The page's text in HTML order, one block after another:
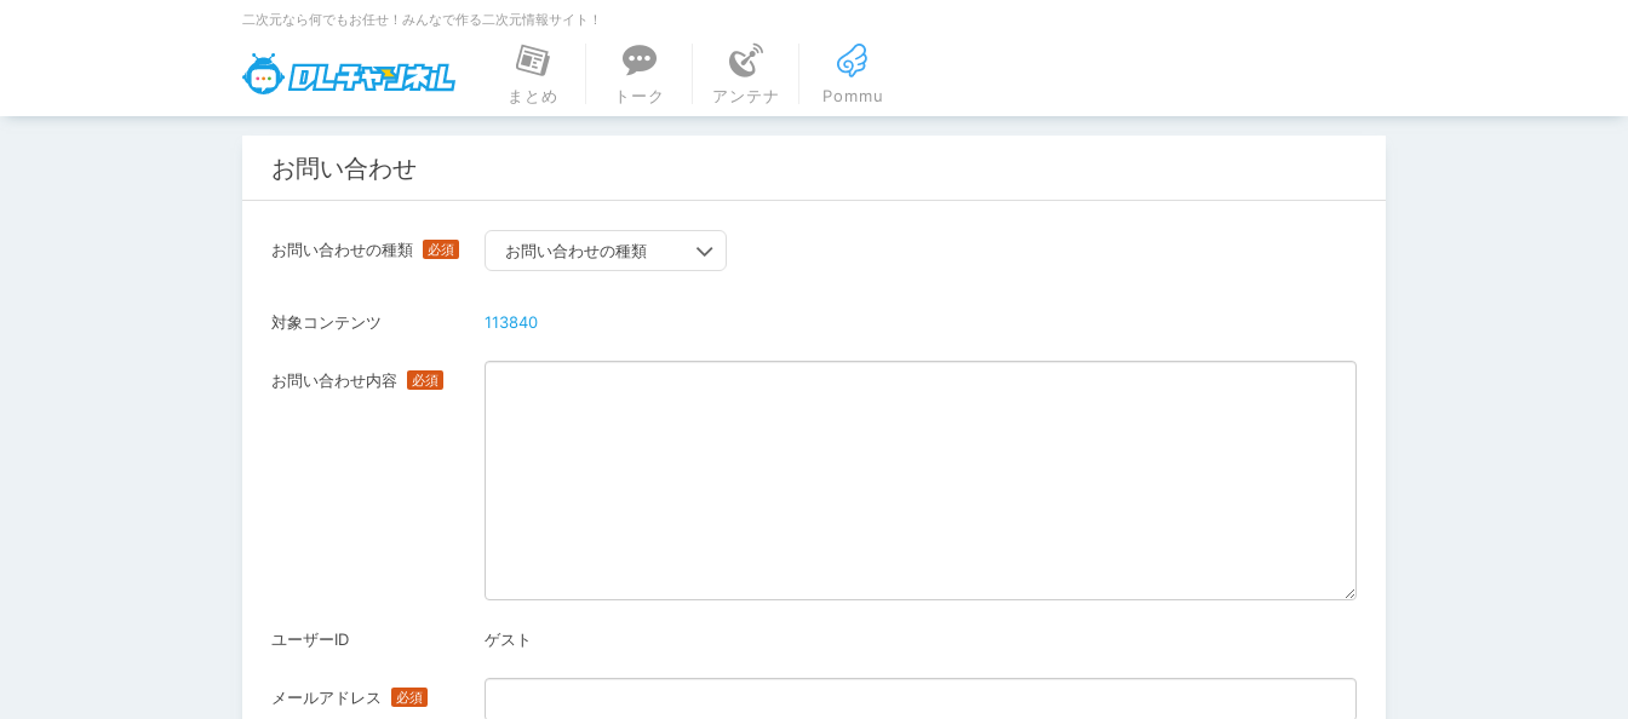
二次元なら何でもお任せ！みんなで作る二次元情報サイト！
DLチャンネル
まとめ
トーク アンテナ Pommu
お問い合わせ
お問い合わせの種類 お問い合わせの種類
対象コンテンツ 113840
お問い合わせ内容
ユーザーID ゲスト
メールアドレス